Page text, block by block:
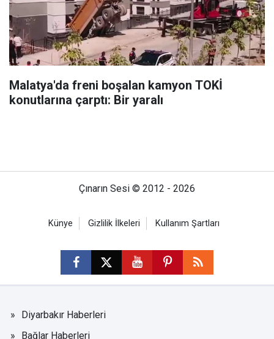
Malatya'da freni boşalan kamyon TOKİ
konutlarına çarptı: Bir yaralı
Çınarın Sesi © 2012 - 2026
Künye Gizlilik İlkeleri Kullanım Şartları
Diyarbakır Haberleri
Bağlar Haberleri